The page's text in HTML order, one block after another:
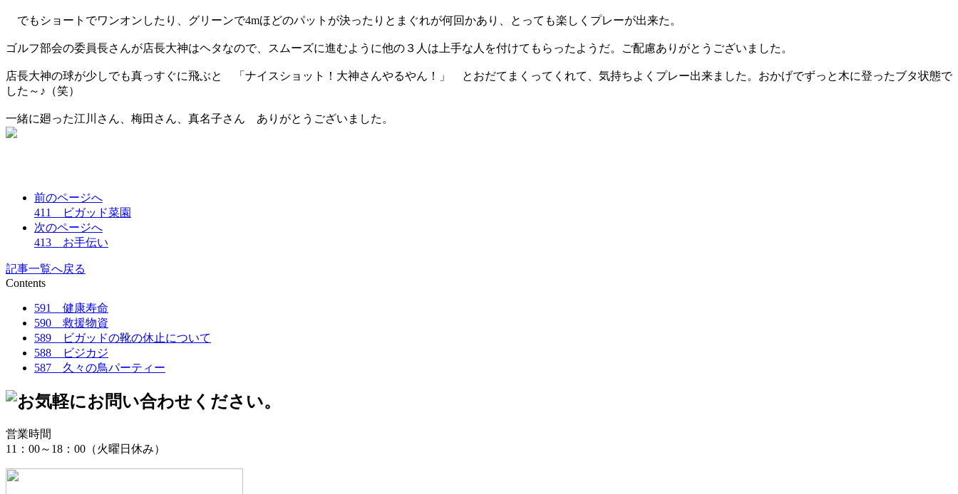
でもショートでワンオンしたり、グリーンで4mほどのパットが決ったりとまぐれが何回かあり、とっても楽しくプレーが出来た。
ゴルフ部会の委員長さんが店長大神はヘタなので、スムーズに進むように他の３人は上手な人を付けてもらったようだ。ご配慮ありがとうございました。
店長大神の球が少しでも真っすぐに飛ぶと 「ナイスショット！大神さんやるやん！」 とおだてまくってくれて、気持ちよくプレー出来ました。おかげでずっと木に登ったブタ状態で
した～♪（笑）
一緒に廻った江川さん、梅田さん、真名子さん ありがとうございました。
前のページへ
411 ビガッド菜園
次のページへ
413 お手伝い
記事一覧へ戻る
Contents
591 健康寿命
590 救援物資
589 ビガッドの靴の休止について
588 ビジカジ
587 久々の鳥パーティー
営業時間
11：00～18：00（火曜日休み）